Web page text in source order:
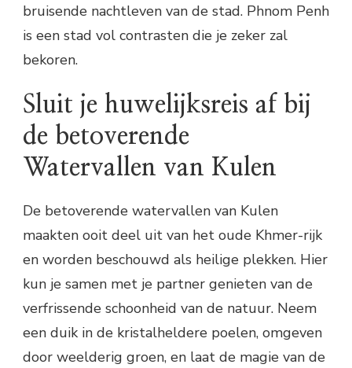
bruisende nachtleven van de stad. Phnom Penh
is een stad vol contrasten die je zeker zal
bekoren.
Sluit je huwelijksreis af bij
de betoverende
Watervallen van Kulen
De betoverende watervallen van Kulen
maakten ooit deel uit van het oude Khmer-rijk
en worden beschouwd als heilige plekken. Hier
kun je samen met je partner genieten van de
verfrissende schoonheid van de natuur. Neem
een duik in de kristalheldere poelen, omgeven
door weelderig groen, en laat de magie van de